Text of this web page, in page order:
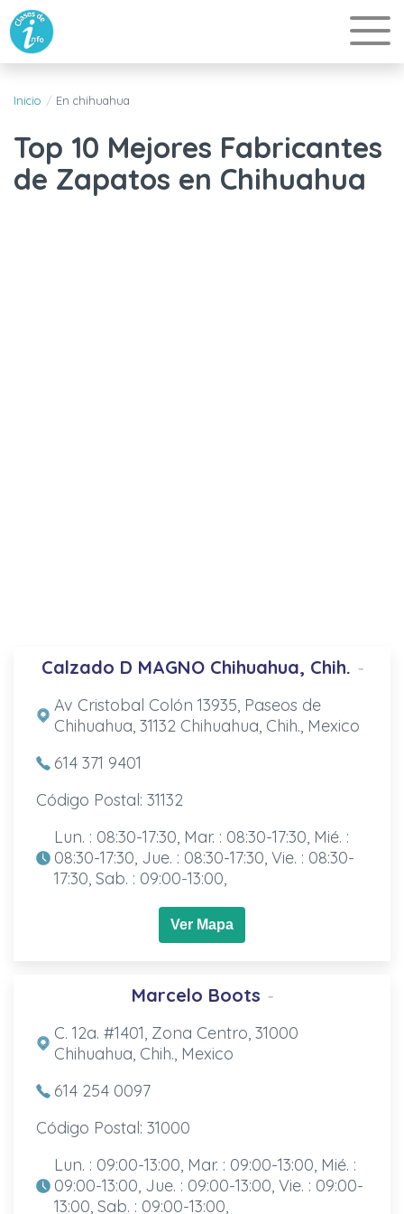
Inicio En chihuahua
Top 10 Mejores Fabricantes
de Zapatos en Chihuahua
Calzado D MAGNO Chihuahua, Chih. -
Av Cristobal Colón 13935, Paseos de
Chihuahua, 31132 Chihuahua, Chih., Mexico
614 371 9401
Código Postal: 31132
Lun. : 08:30-17:30, Mar. : 08:30-17:30, Mié. :
08:30-17:30, Jue. : 08:30-17:30, Vie. : 08:30-
17:30, Sab. : 09:00-13:00,
Ver Mapa
Marcelo Boots -
C. 12a. #1401, Zona Centro, 31000
Chihuahua, Chih., Mexico
614 254 0097
Código Postal: 31000
Lun. : 09:00-13:00, Mar. : 09:00-13:00, Mié. :
09:00-13:00, Jue. : 09:00-13:00, Vie. : 09:00-
13:00, Sab. : 09:00-13:00,